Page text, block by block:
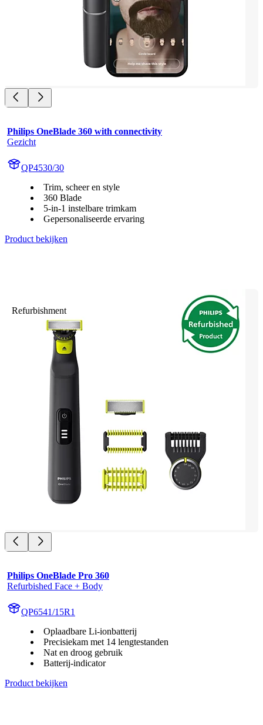
Philips OneBlade 360 with connectivity
Gezicht
QP4530/30
Trim, scheer en style
360 Blade
5-in-1 instelbare trimkam
Gepersonaliseerde ervaring
Product bekijken
Refurbishment
Philips OneBlade Pro 360
Refurbished Face + Body
QP6541/15R1
Oplaadbare Li-ionbatterij
Precisiekam met 14 lengtestanden
Nat en droog gebruik
Batterij-indicator
Product bekijken